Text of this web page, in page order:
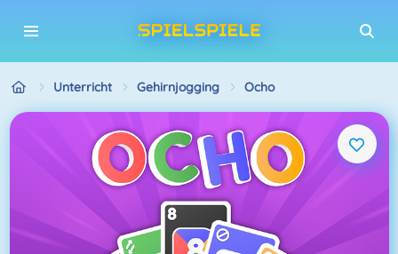
Unterricht Gehirnjogging Ocho